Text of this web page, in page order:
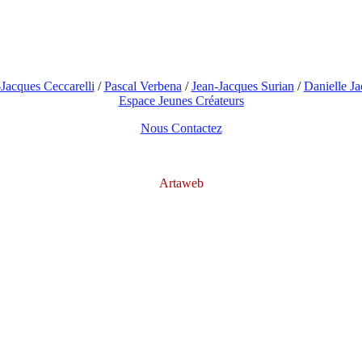
Ceccarelli /Pascal Verbena /Jean-Jacques Surian /Danielle
Espace Jeunes Créateurs
Nous Contactez
Artaweb